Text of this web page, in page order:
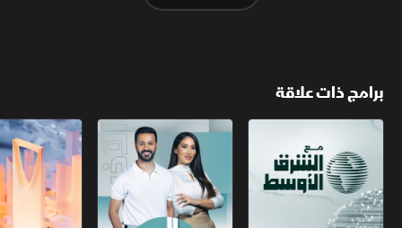
برامج ذات علاقة
مع الشرق الأوسط الخبر الآخر أخبار الشرق